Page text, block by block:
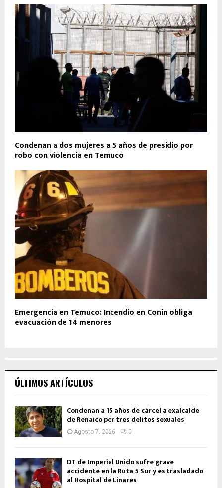
Condenan a dos mujeres a 5 años de presidio por
robo con violencia en Temuco
Emergencia en Temuco: Incendio en Conin obliga
evacuación de 14 menores
ÚLTIMOS ARTÍCULOS
Condenan a 15 años de cárcel a exalcalde
de Renaico por tres delitos sexuales
Agosto 7, 2026 0
DT de Imperial Unido sufre grave
accidente en la Ruta 5 Sur y es trasladado
al Hospital de Linares